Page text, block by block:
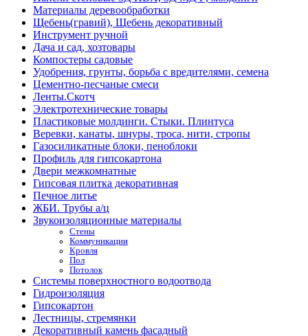
Материалы деревообработки
Щебень(гравий), Щебень декоративный
Инструмент ручной
Дача и сад, хозтовары
Компостеры садовые
Удобрения, грунты, борьба с вредителями, семена
Цементно-песчаные смеси
Ленты.Скотч
Электротехнические товары
Пластиковые молдинги. Стыки. Плинтуса
Веревки, канаты, шнуры, троса, нити, стропы
Газосиликатные блоки, пеноблоки
Профиль для гипсокартона
Двери межкомнатные
Гипсовая плитка декоративная
Печное литье
ЖБИ. Трубы а/ц
Звукоизоляционные материалы
Стены
Коммуникации
Кровля
Пол
Потолок
Системы поверхностного водоотвода
Гидроизоляция
Гипсокартон
Лестницы, стремянки
Декоративный камень фасадный